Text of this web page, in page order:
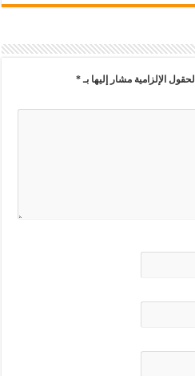
الحقول الإلزامية مشار إليها بـ*